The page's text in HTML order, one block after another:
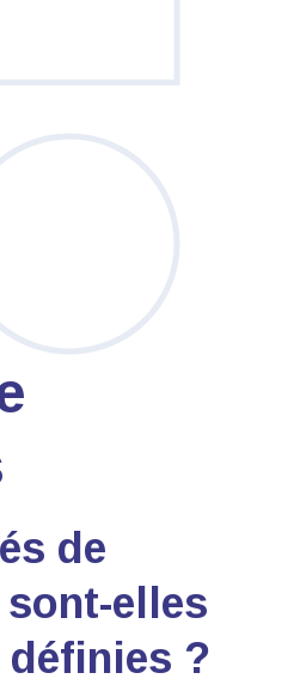
de
elles
?